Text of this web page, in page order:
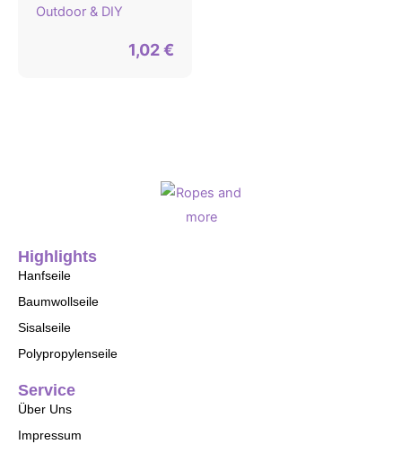
Outdoor & DIY
1,02€
Highlights
Hanfseile
Baumwollseile
Sisalseile
Polypropylenseile
Service
Über Uns
Impressum